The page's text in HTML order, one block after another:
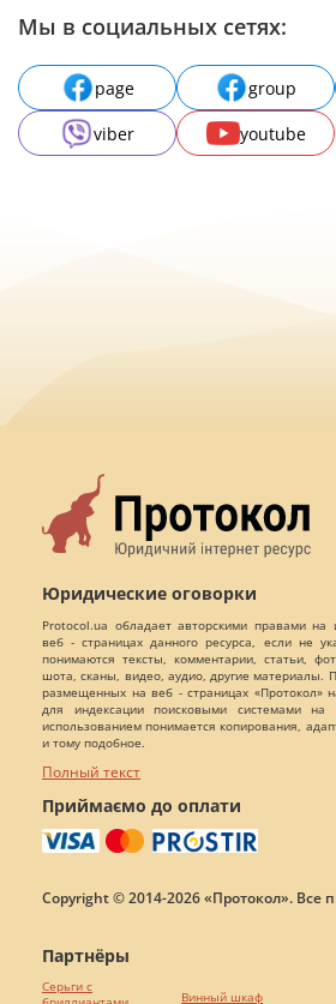
Мы в социальных сетях:
page group
viber
youtube
Юридические оговорки
Protocol.ua обладает авторскими правами
веб - страницах данного ресурса, если не
понимаются тексты, комментарии, статьи,
шота, сканы, видео, аудио, другие материалы.
размещенных на веб - страницах «Протокол»
для индексации поисковыми системами на
использованием понимается копирования,
и тому подобное.
Полный текст
Приймаємо до оплати
Copyright © 2014-2026 «Протокол». Все
Партнёры
Серьги с
Винный шкаф